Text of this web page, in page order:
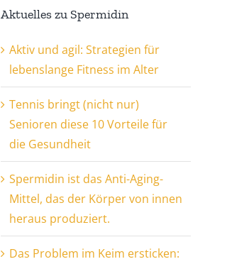
Aktuelles zu Spermidin
Aktiv und agil: Strategien für
lebenslange Fitness im Alter
Tennis bringt (nicht nur)
Senioren diese 10 Vorteile für
die Gesundheit
Spermidin ist das Anti-Aging-
Mittel, das der Körper von innen
heraus produziert.
Das Problem im Keim ersticken: